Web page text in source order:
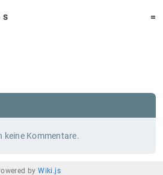
/ 3,125 s =
keine Kommentare.
byWiki.js